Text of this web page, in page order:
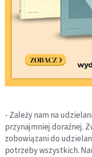
- Zależy nam na
przynajmniej doraźnej.
zobowiązani do
potrzeby wszystkich.